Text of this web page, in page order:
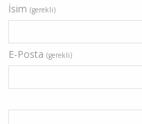
İsim (gerekli)
E-Posta (gerekli)